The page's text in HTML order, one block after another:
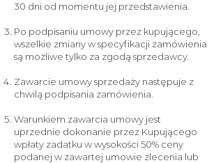
30 dni od momentu jej przedstawienia.
Po podpisaniu umowy przez kupującego,
wszelkie zmiany w specyfikacji zamówienia
są możliwe tylko za zgodą sprzedawcy.
Zawarcie umowy sprzedaży następuje z
chwilą podpisania zamówienia.
Warunkiem zawarcia umowy jest
uprzednie dokonanie przez Kupującego
wpłaty zadatku w wysokości 50% ceny
podanej w zawartej umowie zlecenia lub